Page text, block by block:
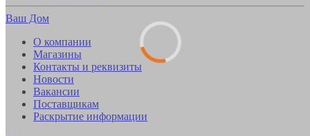
Ваш Дом
О компании
Магазины
Контакты и реквизиты
Новости
Вакансии
Поставщикам
Раскрытие информации